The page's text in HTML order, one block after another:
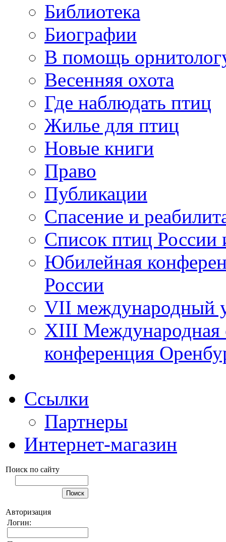
Библиотека
Биографии
В помощь
Весенняя охота
Где наблюдать птиц
Жилье для птиц
Новые книги
Право
Публикации
Спасение и
Список птиц России
Юбилейная
России
VII международный
XIII Международная
конференция
Ссылки
Партнеры
Интернет-магазин
Поиск по сайту
Авторизация
Логин: